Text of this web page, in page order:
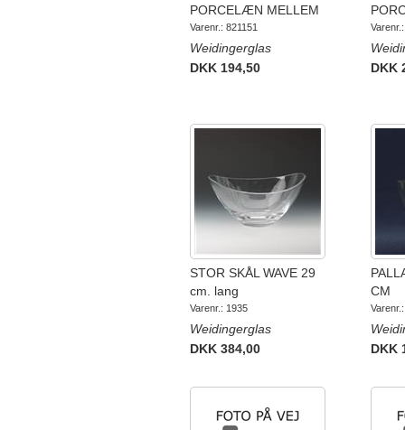
PORCELÆN MELLEM
Varenr.: 821151
Weidingerglas
DKK 194,50
DKK
STOR SKÅL WAVE 29
cm. lang
Varenr.: 1935
Weidingerglas
DKK 384,00
CM
DKK